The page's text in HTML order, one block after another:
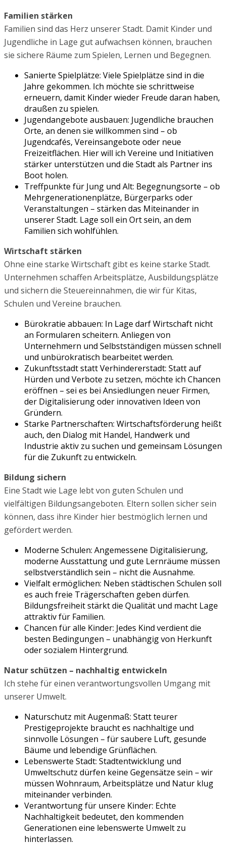
Familien stärken
Familien sind das Herz unserer Stadt. Damit Kinder und
Jugendliche in Lage gut aufwachsen können, brauchen
sie sichere Räume zum Spielen, Lernen und Begegnen.
Sanierte Spielplätze: Viele Spielplätze sind in die
Jahre gekommen. Ich möchte sie schrittweise
erneuern, damit Kinder wieder Freude daran haben,
draußen zu spielen.
Jugendangebote ausbauen: Jugendliche brauchen
Orte, an denen sie willkommen sind – ob
Jugendcafés, Vereinsangebote oder neue
Freizeitflächen. Hier will ich Vereine und Initiativen
stärker unterstützen und die Stadt als Partner ins
Boot holen.
Treffpunkte für Jung und Alt: Begegnungsorte – ob
Mehrgenerationenplätze, Bürgerparks oder
Veranstaltungen – stärken das Miteinander in
unserer Stadt. Lage soll ein Ort sein, an dem
Familien sich wohlfühlen.
Wirtschaft stärken
Ohne eine starke Wirtschaft gibt es keine starke Stadt.
Unternehmen schaffen Arbeitsplätze, Ausbildungsplätze
und sichern die Steuereinnahmen, die wir für Kitas,
Schulen und Vereine brauchen.
Bürokratie abbauen: In Lage darf Wirtschaft nicht
an Formularen scheitern. Anliegen von
Unternehmern und Selbstständigen müssen schnell
und unbürokratisch bearbeitet werden.
Zukunftsstadt statt Verhindererstadt: Statt auf
Hürden und Verbote zu setzen, möchte ich Chancen
eröffnen – sei es bei Ansiedlungen neuer Firmen,
der Digitalisierung oder innovativen Ideen von
Gründern.
Starke Partnerschaften: Wirtschaftsförderung heißt
auch, den Dialog mit Handel, Handwerk und
Industrie aktiv zu suchen und gemeinsam Lösungen
für die Zukunft zu entwickeln.
Bildung sichern
Eine Stadt wie Lage lebt von guten Schulen und
vielfältigen Bildungsangeboten. Eltern sollen sicher sein
können, dass ihre Kinder hier bestmöglich lernen und
gefördert werden.
Moderne Schulen: Angemessene Digitalisierung,
moderne Ausstattung und gute Lernräume müssen
selbstverständlich sein – nicht die Ausnahme.
Vielfalt ermöglichen: Neben städtischen Schulen soll
es auch freie Trägerschaften geben dürfen.
Bildungsfreiheit stärkt die Qualität und macht Lage
attraktiv für Familien.
Chancen für alle Kinder: Jedes Kind verdient die
besten Bedingungen – unabhängig von Herkunft
oder sozialem Hintergrund.
Natur schützen – nachhaltig entwickeln
Ich stehe für einen verantwortungsvollen Umgang mit
unserer Umwelt.
Naturschutz mit Augenmaß: Statt teurer
Prestigeprojekte braucht es nachhaltige und
sinnvolle Lösungen – für saubere Luft, gesunde
Bäume und lebendige Grünflächen.
Lebenswerte Stadt: Stadtentwicklung und
Umweltschutz dürfen keine Gegensätze sein – wir
müssen Wohnraum, Arbeitsplätze und Natur klug
miteinander verbinden.
Verantwortung für unsere Kinder: Echte
Nachhaltigkeit bedeutet, den kommenden
Generationen eine lebenswerte Umwelt zu
hinterlassen.